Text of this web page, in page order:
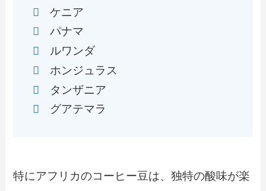
ケニア
パナマ
ルワンダ
ホンジュラス
タンザニア
グアテマラ
特にアフリカのコーヒー豆は、独特の酸味が楽